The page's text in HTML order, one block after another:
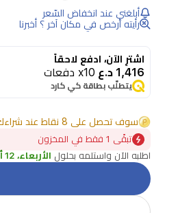
أبلغني عند انخفاض السّعر
رأيته أرخص في مكان آخر ؟ أخبرنا
اشترِ الآن، ادفع لاحقاً
1,416 د.ع x10 دفعات
يتطلّب بطاقة كي كارد
سوف تحصل على 8 نقاط عند شراءك هذا المنتج
تبقًى 1 فقط في المخزون
اطلبه الآن واستلمه بحلول الأربعاء، 12 أغسطس